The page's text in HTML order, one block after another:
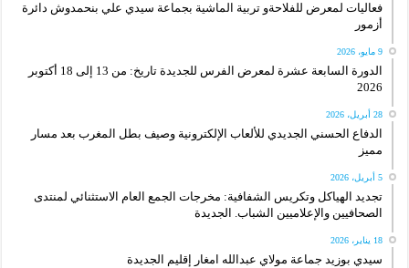
فعاليات لمعرض للفلاحةو تربية الماشية بجماعة سيدي علي بنحمدوش دائرة
أزمور
9 مايو، 2026
الدورة السابعة عشرة لمعرض الفرس للجديدة تاريخ: من 13 إلى 18 أكتوبر
2026
28 أبريل، 2026
الدفاع الحسني الجديدي للألعاب الإلكترونية وصيف بطل المغرب بعد مسار
مميز
5 أبريل، 2026
تجديد الهياكل وتكريس الشفافية: مخرجات الجمع العام الاستثنائي لمنتدى
الصحافيين والإعلاميين الشباب. الجديدة
18 يناير، 2026
سيدي بوزيد جماعة مولاي عبدالله امغار إقليم الجديدة